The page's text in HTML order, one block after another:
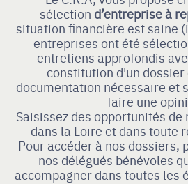
sélection d’entreprise à
situation financière est saine
entreprises ont été
entretiens approfondis
constitution d'un
documentation nécessaire et
faire une
Saisissez des opportunités de
dans la Loire et dans toute
Pour accéder à nos dossiers,
nos délégués bénévoles
accompagner dans toutes les